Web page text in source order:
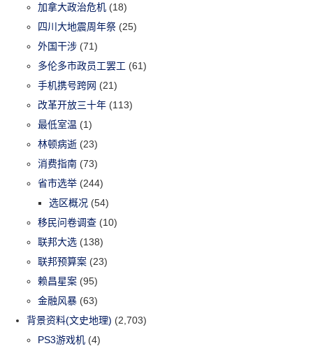
加拿大政治危机 (18)
四川大地震周年祭 (25)
外国干涉 (71)
多伦多市政员工罢工 (61)
手机携号跨网 (21)
改革开放三十年 (113)
最低室温 (1)
林顿病逝 (23)
消费指南 (73)
省市选举 (244)
选区概况 (54)
移民问卷调查 (10)
联邦大选 (138)
联邦预算案 (23)
赖昌星案 (95)
金融风暴 (63)
背景资料(文史地理) (2,703)
PS3游戏机 (4)